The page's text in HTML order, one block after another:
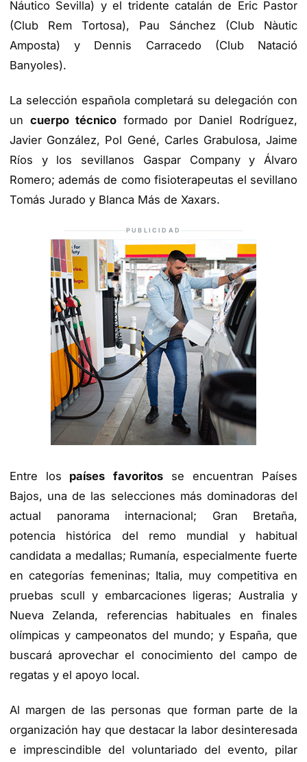
Náutico Sevilla) y el tridente catalán de Eric Pastor
(Club Rem Tortosa), Pau Sánchez (Club Nàutic
Amposta) y Dennis Carracedo (Club Natació
Banyoles).
La selección española completará su delegación con
un cuerpo técnicoformado por Daniel Rodríguez,
Javier González, Pol Gené, Carles Grabulosa, Jaime
Ríos y los sevillanos Gaspar Company y Álvaro
Romero; además de como fisioterapeutas el sevillano
Tomás Jurado y Blanca Más de Xaxars.
PUBLICIDAD
Entre los países favoritosse encuentran Países
Bajos, una de las selecciones más dominadoras del
actual panorama internacional; Gran Bretaña,
potencia histórica del remo mundial y habitual
candidata a medallas; Rumanía, especialmente fuerte
en categorías femeninas; Italia, muy competitiva en
pruebas scull y embarcaciones ligeras; Australia y
Nueva Zelanda, referencias habituales en finales
olímpicas y campeonatos del mundo; y España, que
buscará aprovechar el conocimiento del campo de
regatas y el apoyo local.
Al margen de las personas que forman parte de la
organización hay que destacar la labor desinteresada
e imprescindible del voluntariado del evento, pilar